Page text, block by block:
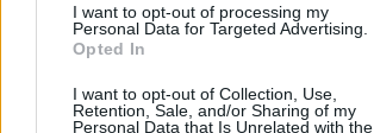
I want to opt-out of processing my
Personal Data for Targeted Advertising.
Opted In
I want to opt-out of Collection, Use,
Retention, Sale, and/or Sharing of my
Personal Data that Is Unrelated with the
Κορώνη.... Γραφική και γαλήνια